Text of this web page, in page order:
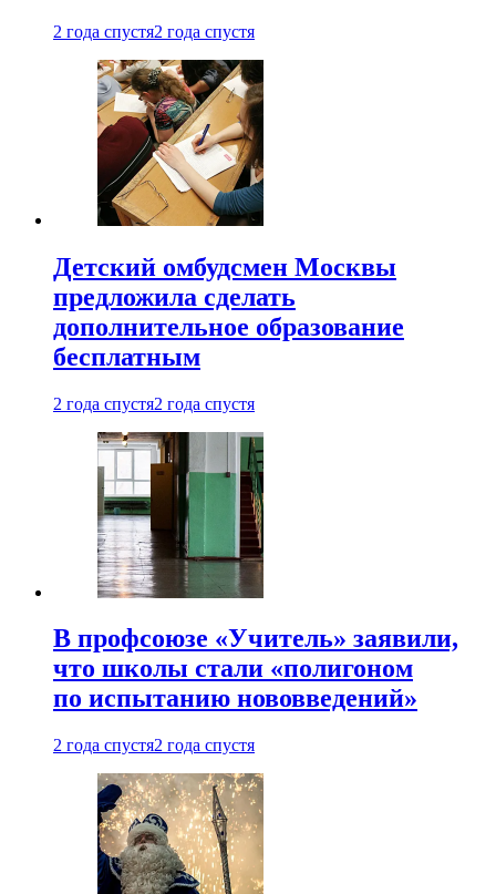
2 года спустя2 года спустя
Детский омбудсмен Москвы
предложила сделать
дополнительное образование
бесплатным
2 года спустя2 года спустя
В профсоюзе «Учитель» заявили,
что школы стали «полигоном
по испытанию нововведений»
2 года спустя2 года спустя